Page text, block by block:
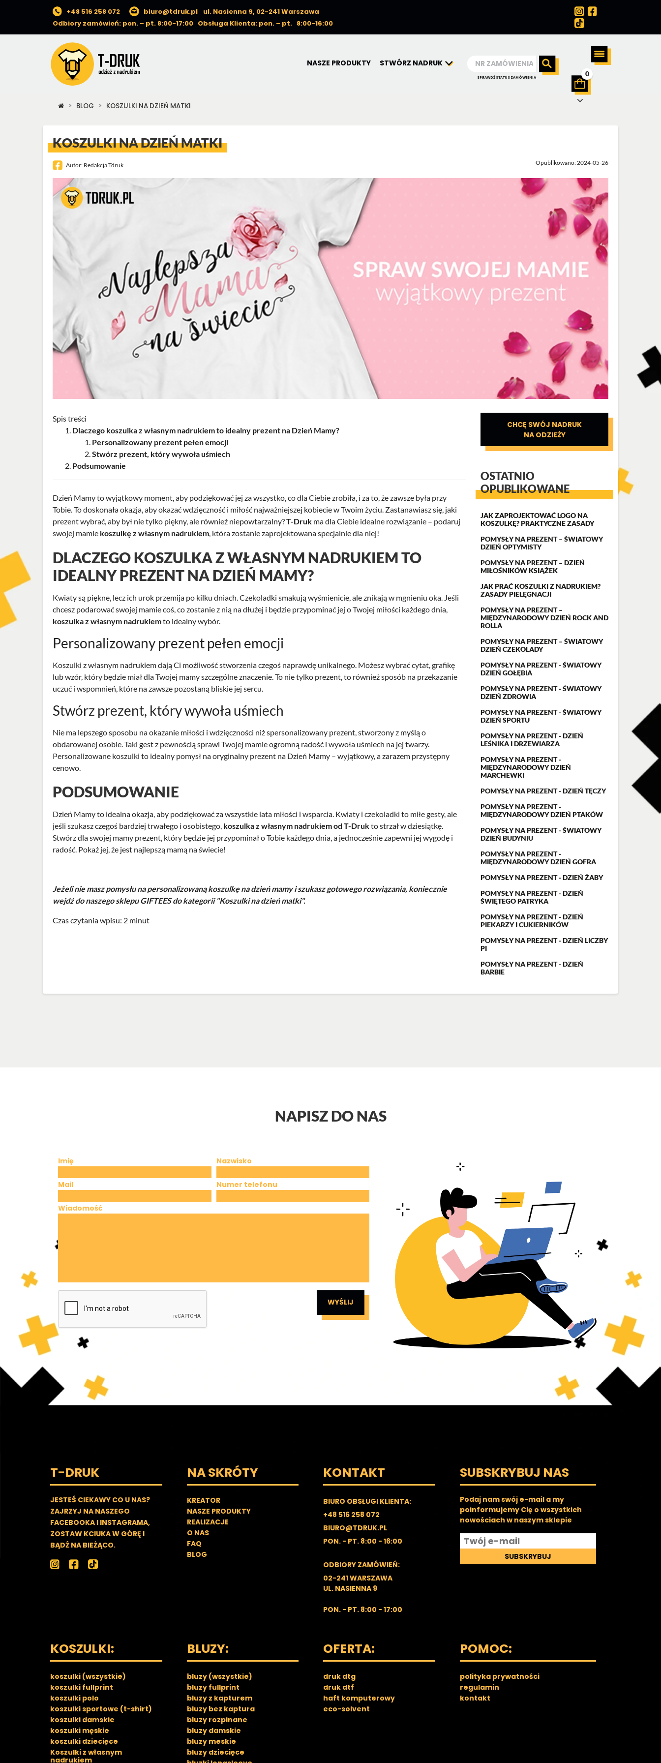
+48 516 258 072 biuro@tdruk.pl
ul. Nasienna 9, 02-241 Warszawa
Odbiory zamówień: pon. – pt. 8:00-17:00 Obsługa Klienta: pon. – pt. 8:00-16:00
NASZE PRODUKTY STWÓRZ NADRUK
SPRAWDŹ STATUS ZAMÓWIENIA 0
BLOG KOSZULKI NA DZIEŃ MATKI
KOSZULKI NA DZIEŃ MATKI
Autor: Redakcja Tdruk Opublikowano: 2024-05-26
Spis treści
Dlaczego koszulka z własnym nadrukiem to idealny prezent na Dzień Mamy?
Personalizowany prezent pełen emocji
Stwórz prezent, który wywoła uśmiech
Podsumowanie
Dzień Mamyto wyjątkowy moment, aby podziękować jej za wszystko, co dla Ciebie zrobiła, i za to, że zawsze była przy
Tobie. To doskonała okazja, aby okazać wdzięczność i miłość najważniejszej kobiecie w Twoim życiu. Zastanawiasz się, jaki
prezent wybrać, aby był nie tylko piękny, ale również niepowtarzalny?T-Druk ma dla Ciebie idealne rozwiązanie – podaruj
swojej mamie koszulkę z własnym nadrukiem, która zostanie zaprojektowana specjalnie dla niej!
DLACZEGO KOSZULKA Z WŁASNYM NADRUKIEM TO
IDEALNY PREZENT NA DZIEŃ MAMY?
Kwiaty są piękne, lecz ich urok przemija po kilku dniach. Czekoladki smakują wyśmienicie, ale znikają w mgnieniu oka. Jeśli
chcesz podarować swojej mamie coś, co zostanie z nią na dłużej i będzie przypominać jej o Twojej miłości każdego dnia,
koszulka z własnym nadrukiemto idealny wybór.
Personalizowany prezent pełen emocji
Koszulki z własnym nadrukiem dają Ci możliwość stworzenia czegoś naprawdę unikalnego. Możesz wybrać cytat, grafikę
lub wzór, który będzie miał dla Twojej mamy szczególne znaczenie. To nie tylko prezent, to również sposób na przekazanie
uczuć i wspomnień, które na zawsze pozostaną bliskie jej sercu.
Stwórz prezent, który wywoła uśmiech
Nie ma lepszego sposobu na okazanie miłości i wdzięczności niż spersonalizowany prezent, stworzony z myślą o
obdarowanej osobie. Taki gest z pewnością sprawi Twojej mamie ogromną radość i wywoła uśmiech na jej twarzy.
Personalizowane koszulki to idealny pomysł na oryginalny prezent na Dzień Mamy – wyjątkowy, a zarazem przystępny
cenowo.
PODSUMOWANIE
Dzień Mamy to idealna okazja, aby podziękować za wszystkie lata miłości i wsparcia. Kwiaty i czekoladki to miłe gesty, ale
jeśli szukasz czegoś bardziej trwałego i osobistego, koszulka z własnym nadrukiem od T-Drukto strzał w dziesiątkę.
Stwórz dla swojej mamy prezent, który będzie jej przypominał o Tobie każdego dnia, a jednocześnie zapewni jej wygodę i
radość. Pokaż jej, że jest najlepszą mamą na świecie!
Jeżeli nie masz pomysłu na personalizowaną koszulkę na dzień mamy i szukasz gotowego rozwiązania, koniecznie
wejdź do naszego sklepu GIFTEES do kategorii "Koszulki na dzień matki".
Czas czytania wpisu: 2 minut
CHCĘ SWÓJ NADRUK
NA ODZIEŻY
OSTATNIO
OPUBLIKOWANE
JAK ZAPROJEKTOWAĆ LOGO NA
KOSZULKĘ? PRAKTYCZNE ZASADY
POMYSŁY NA PREZENT – ŚWIATOWY
DZIEŃ OPTYMISTY
POMYSŁY NA PREZENT – DZIEŃ
MIŁOŚNIKÓW KSIĄŻEK
JAK PRAĆ KOSZULKI Z NADRUKIEM?
ZASADY PIELĘGNACJI
POMYSŁY NA PREZENT –
MIĘDZYNARODOWY DZIEŃ ROCK AND
ROLLA
POMYSŁY NA PREZENT – ŚWIATOWY
DZIEŃ CZEKOLADY
POMYSŁY NA PREZENT - ŚWIATOWY
DZIEŃ GOŁĘBIA
POMYSŁY NA PREZENT - ŚWIATOWY
DZIEŃ ZDROWIA
POMYSŁY NA PREZENT - ŚWIATOWY
DZIEŃ SPORTU
POMYSŁY NA PREZENT - DZIEŃ
LEŚNIKA I DRZEWIARZA
POMYSŁY NA PREZENT -
MIĘDZYNARODOWY DZIEŃ
MARCHEWKI
POMYSŁY NA PREZENT - DZIEŃ TĘCZY
POMYSŁY NA PREZENT -
MIĘDZYNARODOWY DZIEŃ PTAKÓW
POMYSŁY NA PREZENT - ŚWIATOWY
DZIEŃ BUDYNIU
POMYSŁY NA PREZENT -
MIĘDZYNARODOWY DZIEŃ GOFRA
POMYSŁY NA PREZENT - DZIEŃ ŻABY
POMYSŁY NA PREZENT - DZIEŃ
ŚWIĘTEGO PATRYKA
POMYSŁY NA PREZENT - DZIEŃ
PIEKARZY I CUKIERNIKÓW
POMYSŁY NA PREZENT - DZIEŃ LICZBY
PI
POMYSŁY NA PREZENT - DZIEŃ
BARBIE
NAPISZ DO NAS
Imię Nazwisko
Mail Numer telefonu
Wiadomość
WYŚLIJ
T-DRUK
JESTEŚ CIEKAWY CO U NAS?
ZAJRZYJ NA NASZEGO
FACEBOOKA I INSTAGRAMA,
ZOSTAW KCIUKA W GÓRĘ I
BĄDŹ NA BIEŻĄCO.
NA SKRÓTY
KREATOR
NASZE PRODUKTY
REALIZACJE
O NAS
FAQ
BLOG
KONTAKT
BIURO OBSŁUGI KLIENTA:
+48 516 258 072
BIURO@TDRUK.PL
PON. - PT. 8:00 - 16:00
ODBIORY ZAMÓWIEŃ:
02-241 WARSZAWA
UL. NASIENNA 9
PON. - PT. 8:00 - 17:00
SUBSKRYBUJ NAS
Podaj nam swój e-mail a my
poinformujemy Cię o wszystkich
nowościach w naszym sklepie
SUBSKRYBUJ
KOSZULKI:
koszulki (wszystkie)
koszulki fullprint
koszulki polo
koszulki sportowe (t-shirt)
koszulki damskie
koszulki męskie
koszulki dziecięce
Koszulki z własnym
nadrukiem
BLUZY:
bluzy (wszystkie)
bluzy fullprint
bluzy z kapturem
bluzy bez kaptura
bluzy rozpinane
bluzy damskie
bluzy meskie
bluzy dziecięce
OFERTA:
druk dtg
druk dtf
haft komputerowy
eco-solvent
POMOC:
polityka prywatności
regulamin
kontakt